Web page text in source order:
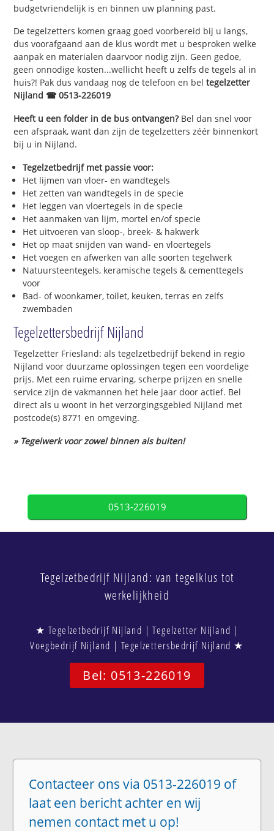
budgetvriendelijk is en binnen uw planning past.
De tegelzetters komen graag goed voorbereid bij u langs,
dus voorafgaand aan de klus wordt met u besproken welke
aanpak en materialen daarvoor nodig zijn. Geen gedoe,
geen onnodige kosten...wellicht heeft u zelfs de tegels al in
huis?! Pak dus vandaag nog de telefoon en beltegelzetter
Nijland ☎ 0513-226019
Heeft u een folder in de bus ontvangen?Bel dan snel voor
een afspraak, want dan zijn de tegelzetters zéér binnenkort
bij u in Nijland.
Tegelzetbedrijf met passie voor:
Het lijmen van vloer- en wandtegels
Het zetten van wandtegels in de specie
Het leggen van vloertegels in de specie
Het aanmaken van lijm, mortel en/of specie
Het uitvoeren van sloop-, breek- & hakwerk
Het op maat snijden van wand- en vloertegels
Het voegen en afwerken van alle soorten tegelwerk
Natuursteentegels, keramische tegels & cementtegels
voor
Bad- of woonkamer, toilet, keuken, terras en zelfs
zwembaden
Tegelzettersbedrijf Nijland
Tegelzetter Friesland: als tegelzetbedrijf bekend in regio
Nijland voor duurzame oplossingen tegen een voordelige
prijs. Met een ruime ervaring, scherpe prijzen en snelle
service zijn de vakmannen het hele jaar door actief. Bel
direct als u woont in het verzorgingsgebied Nijland met
postcode(s) 8771 en omgeving.
» Tegelwerk voor zowel binnen als buiten!
0513-226019
Tegelzetbedrijf Nijland: van tegelklus tot
werkelijkheid
★ Tegelzetbedrijf Nijland | Tegelzetter Nijland |
Voegbedrijf Nijland | Tegelzettersbedrijf Nijland ★
Bel: 0513-226019
Contacteer ons via 0513-226019 of
laat een bericht achter en wij
nemen contact met u op!